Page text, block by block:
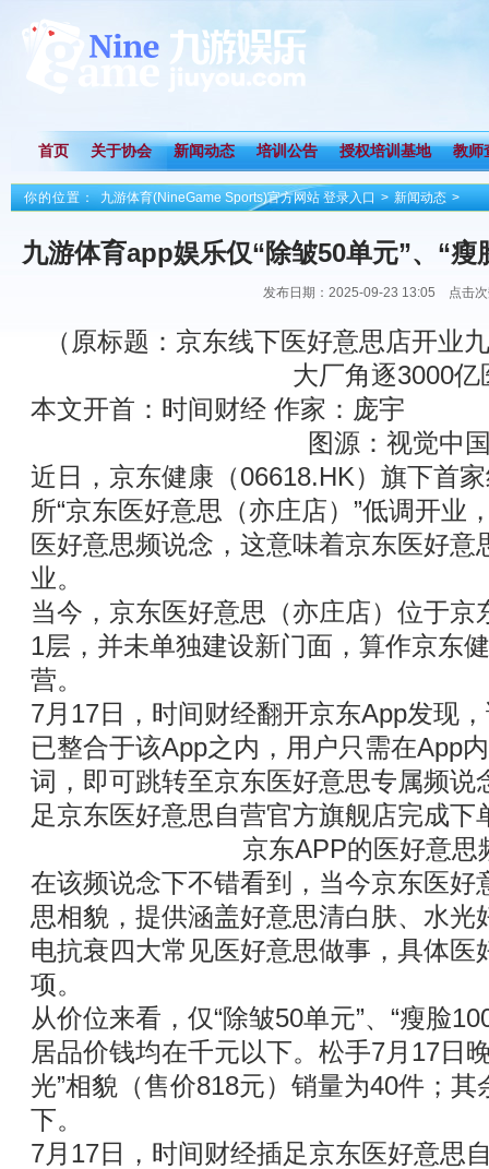
首页 关于协会 新闻动态 培训公告 授权培训基地 教师
你的位置： 九游体育(NineGame Sports)官方网站 登录入口 > 新闻动态 >
九游体育app娱乐仅“除皱50单元”、“
发布日期：2025-09-23 13:05 点击
（原标题：京东线下医好意思店开业
大厂角逐3000
本文开首：时间财经 作家：庞宇
图源：视觉中
近日，京东健康（06618.HK）旗下首
所“京东医好意思（亦庄店）”低调开业
医好意思频说念，这意味着京东医好意
业。
当今，京东医好意思（亦庄店）位于京
1层，并未单独建设新门面，算作京东
营。
7月17日，时间财经翻开京东App发现
已整合于该App之内，用户只需在App
词，即可跳转至京东医好意思专属频说
足京东医好意思自营官方旗舰店完成下
京东APP的医好意思
在该频说念下不错看到，当今京东医好
思相貌，提供涵盖好意思清白肤、水光
电抗衰四大常见医好意思做事，具体医
项。
从价位来看，仅“除皱50单元”、“瘦脸
居品价钱均在千元以下。松手7月17日
光”相貌（售价818元）销量为40件；
下。
7月17日，时间财经插足京东医好意思